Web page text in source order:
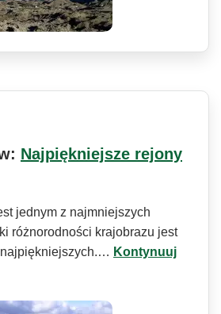
Najpiękniejsze rejony
jednym z najmniejszych
różnorodności krajobrazu jest
Kontynuuj